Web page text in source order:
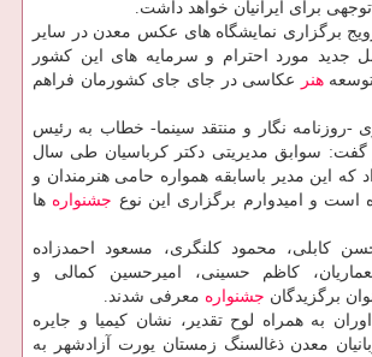
برای ایرانیان خواهد داشت.
برگزاری نمایشگاه های عكس معدن در سایر
جدید مورد احترام و سرمایه های این كشور
توسعههنر
عكاسی در جای جای كشورمان فراهم
-روزنامه نگار و منتقد سینما- خطاب به رئیس
گفت: سوابق مدیریتی دكتر كرباسیان طی سال
كه این مدیر باسابقه همواره حامی هنرمندان و
است و امیدوارم برگزاری این نوع جشنواره ها
كابلی، محمود كلنگری، مسعود احمدزاده
كاظم حسینی، امیرحسین كمالی و
برگزیدگان جشنواره معرفی شدند.
به همراه لوح تقدیر، نشان كیمیا و جایره
معدن ذغالسنگ زمستان یورت آزادشهر به